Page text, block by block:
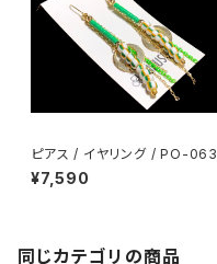
ピアス / イヤリング / PO-063
¥7,590
同じカテゴリの商品